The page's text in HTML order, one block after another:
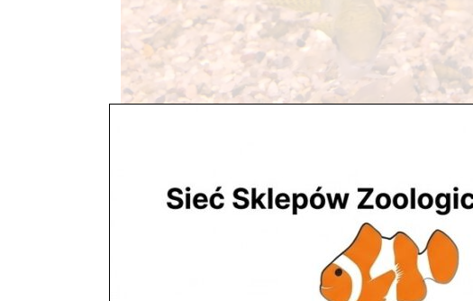
utworzone przezZooNemo |lis 4, 2017| Bez kategorii
Ryby i rośliny Akwaria W slepie ZooNemo w Błękitnym
litrów, 2 zbiorniki po 200 litrów, akwarium ozdobne 660 litrów.